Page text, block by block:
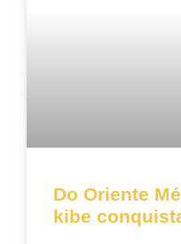
Do Oriente
kibe